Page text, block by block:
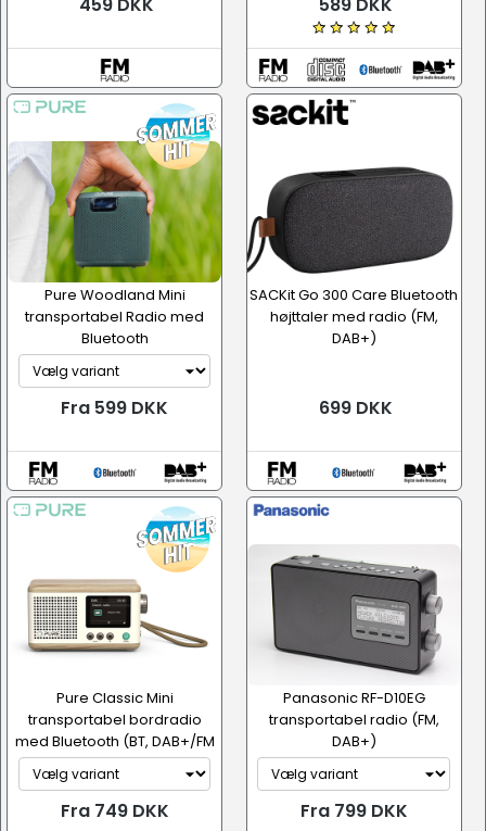
Pure Woodland Mini
transportabel Radio med
Bluetooth
Fra 599 DKK
SACKit Go 300 Care Bluetooth
højttaler med radio (FM,
DAB+)
699 DKK
Pure Classic Mini
transportabel bordradio
med Bluetooth (BT, DAB+/FM
radio)
Fra 749 DKK
Panasonic RF-D10EG
transportabel radio (FM,
DAB+)
Fra 799 DKK